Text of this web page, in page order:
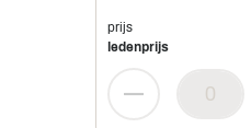
prijs
ledenprijs